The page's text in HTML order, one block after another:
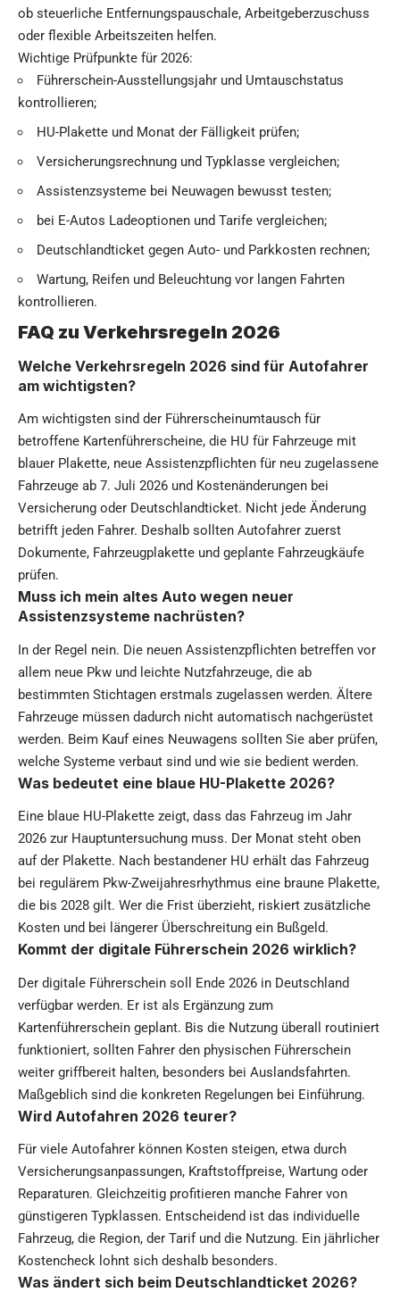
ob steuerliche Entfernungspauschale, Arbeitgeberzuschuss
oder flexible Arbeitszeiten helfen.
Wichtige Prüfpunkte für 2026:
Führerschein-Ausstellungsjahr und Umtauschstatus
kontrollieren;
HU-Plakette und Monat der Fälligkeit prüfen;
Versicherungsrechnung und Typklasse vergleichen;
Assistenzsysteme bei Neuwagen bewusst testen;
bei E-Autos Ladeoptionen und Tarife vergleichen;
Deutschlandticket gegen Auto- und Parkkosten rechnen;
Wartung, Reifen und Beleuchtung vor langen Fahrten
kontrollieren.
FAQ zu Verkehrsregeln 2026
Welche Verkehrsregeln 2026 sind für Autofahrer
am wichtigsten?
Am wichtigsten sind der Führerscheinumtausch für
betroffene Kartenführerscheine, die HU für Fahrzeuge mit
blauer Plakette, neue Assistenzpflichten für neu zugelassene
Fahrzeuge ab 7. Juli 2026 und Kostenänderungen bei
Versicherung oder Deutschlandticket. Nicht jede Änderung
betrifft jeden Fahrer. Deshalb sollten Autofahrer zuerst
Dokumente, Fahrzeugplakette und geplante Fahrzeugkäufe
prüfen.
Muss ich mein altes Auto wegen neuer
Assistenzsysteme nachrüsten?
In der Regel nein. Die neuen Assistenzpflichten betreffen vor
allem neue Pkw und leichte Nutzfahrzeuge, die ab
bestimmten Stichtagen erstmals zugelassen werden. Ältere
Fahrzeuge müssen dadurch nicht automatisch nachgerüstet
werden. Beim Kauf eines Neuwagens sollten Sie aber prüfen,
welche Systeme verbaut sind und wie sie bedient werden.
Was bedeutet eine blaue HU-Plakette 2026?
Eine blaue HU-Plakette zeigt, dass das Fahrzeug im Jahr
2026 zur Hauptuntersuchung muss. Der Monat steht oben
auf der Plakette. Nach bestandener HU erhält das Fahrzeug
bei regulärem Pkw-Zweijahresrhythmus eine braune Plakette,
die bis 2028 gilt. Wer die Frist überzieht, riskiert zusätzliche
Kosten und bei längerer Überschreitung ein Bußgeld.
Kommt der digitale Führerschein 2026 wirklich?
Der digitale Führerschein soll Ende 2026 in Deutschland
verfügbar werden. Er ist als Ergänzung zum
Kartenführerschein geplant. Bis die Nutzung überall routiniert
funktioniert, sollten Fahrer den physischen Führerschein
weiter griffbereit halten, besonders bei Auslandsfahrten.
Maßgeblich sind die konkreten Regelungen bei Einführung.
Wird Autofahren 2026 teurer?
Für viele Autofahrer können Kosten steigen, etwa durch
Versicherungsanpassungen, Kraftstoffpreise, Wartung oder
Reparaturen. Gleichzeitig profitieren manche Fahrer von
günstigeren Typklassen. Entscheidend ist das individuelle
Fahrzeug, die Region, der Tarif und die Nutzung. Ein jährlicher
Kostencheck lohnt sich deshalb besonders.
Was ändert sich beim Deutschlandticket 2026?